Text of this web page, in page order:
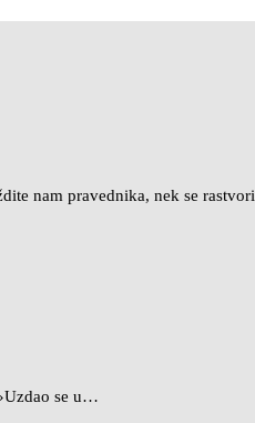
nam pravednika, nek se
se u…